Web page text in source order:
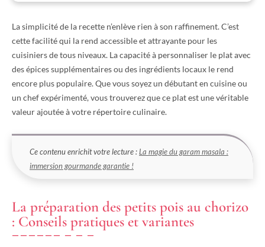
La simplicité de la recette n’enlève rien à son raffinement. C’est
cette facilité qui la rend accessible et attrayante pour les
cuisiniers de tous niveaux. La capacité à personnaliser le plat avec
des épices supplémentaires ou des ingrédients locaux le rend
encore plus populaire. Que vous soyez un débutant en cuisine ou
un chef expérimenté, vous trouverez que ce plat est une véritable
valeur ajoutée à votre répertoire culinaire.
Ce contenu enrichit votre lecture :La magie du garam masala :
immersion gourmande garantie !
La préparation des petits pois au chorizo
: Conseils pratiques et variantes